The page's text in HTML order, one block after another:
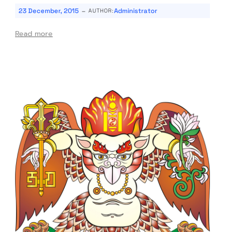
23 December, 2015 - AUTHOR:Administrator
Read more